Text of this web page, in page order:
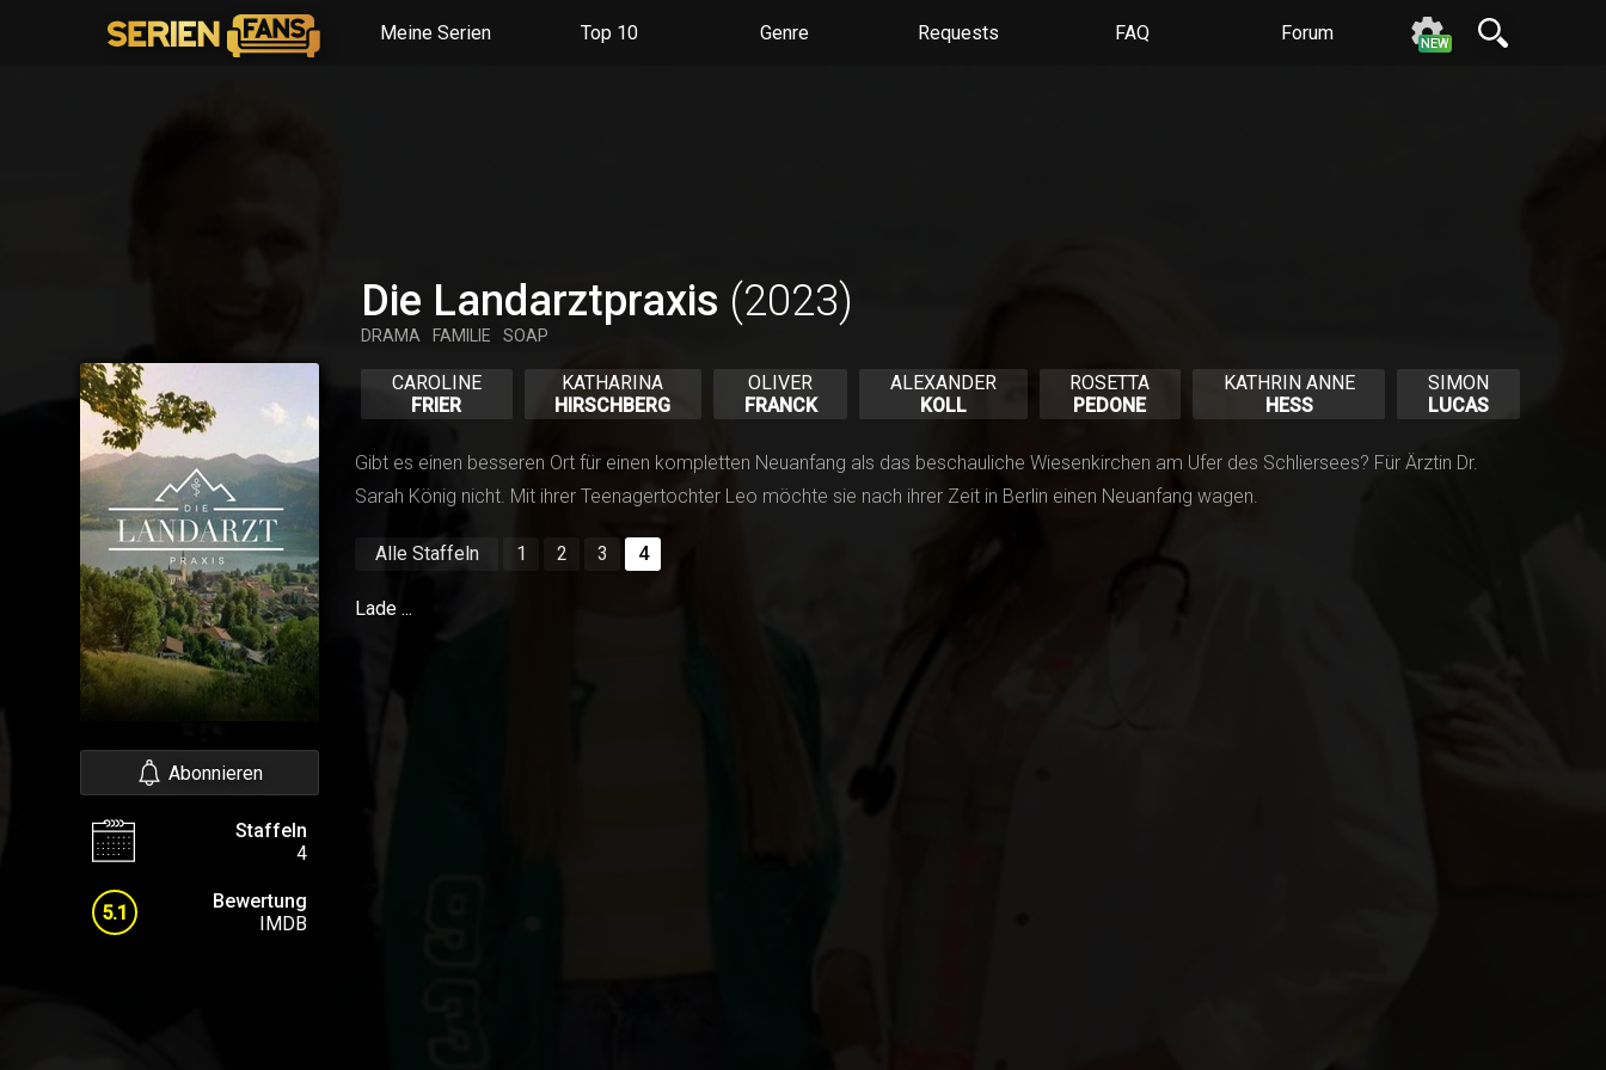
Meine Serien Top 10 Genre Requests FAQ Forum NEW
entfernen oder neue hinzufügen.
Die Landarztpraxis (2023)
DRAMA FAMILIE SOAP
Abonnieren
Staffeln
4
5.1
Bewertung
IMDB
CAROLINE
FRIER
KATHARINA
HIRSCHBERG
OLIVER
FRANCK
ALEXANDER
KOLL
ROSETTA
PEDONE
KATHRIN ANNE
HESS
SIMON
LUCAS
Gibt es einen besseren Ort für einen kompletten Neuanfang als das beschauliche Wiesenkirchen am Ufer des Schliersees? Für Ärztin Dr.
Sarah König nicht. Mit ihrer Teenagertochter Leo möchte sie nach ihrer Zeit in Berlin einen Neuanfang wagen.
Alle Staffeln 1 2 3 4
Lade ...